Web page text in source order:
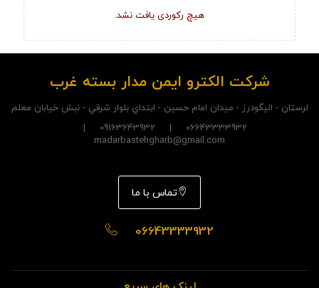
هیچ رکوردی یافت نشد.
شرکت الکترو ايمن مدار بسته غرب
لرستان - اليگودرز - ميدان امام حسين - ابتداي بلوار شرقي - نبش خيابان معلم
06643333932 | 09163643932 |
madarbastehgharb@gmail.com
تماس با ما
06643333932